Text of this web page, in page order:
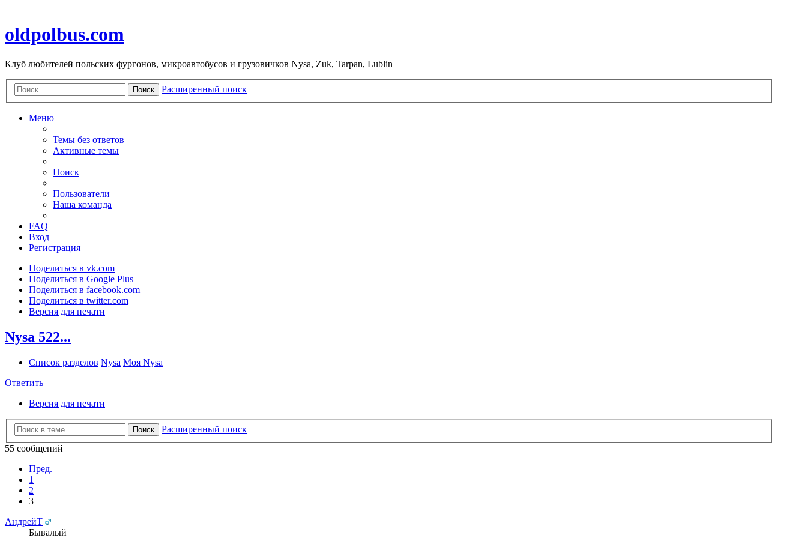
oldpolbus.com
Клуб любителей польских фургонов, микроавтобусов и грузовичков Nysa, Zuk, Tarpan, Lublin
Поиск Расширенный поиск
Меню
Темы без ответов
Активные темы
Поиск
Пользователи
Наша команда
FAQ
Вход
Регистрация
Поделиться в vk.com
Поделиться в Google Plus
Поделиться в facebook.com
Поделиться в twitter.com
Версия для печати
Nysa 522...
Список разделов Nysa Моя Nysa
Ответить
Версия для печати
Поиск
Расширенный поиск
55 сообщений
Пред.
1
2
3
АндрейТ
Бывалый